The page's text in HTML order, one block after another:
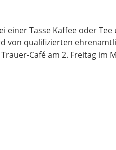
Tasse Kaffee oder
von qualifizierten
Café am 2. Freitag im